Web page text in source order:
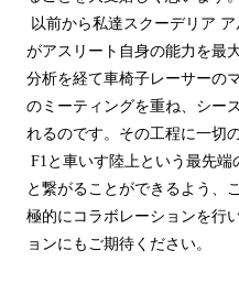
以前から私達スクーデリア
がアスリート自身の能力を最
分析を経て車椅子レーサーの
のミーティングを重ね、シー
れるのです。その工程に一切
F1と車いす陸上という最先
と繋がることができるよう、
極的にコラボレーションを行
ョンにもご期待ください。